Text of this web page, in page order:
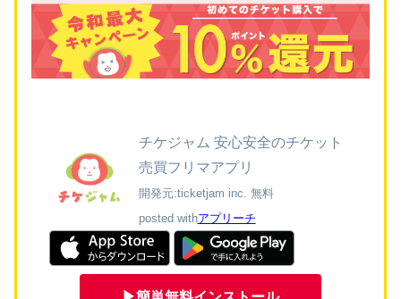
チケジャム 安心安全のチケット
売買フリマアプリ
開発元:ticketjam inc. 無料
posted withアプリーチ